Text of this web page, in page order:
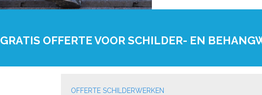
GRATIS OFFERTE VOOR SCHILDER- EN
OFFERTE SCHILDERWERKEN